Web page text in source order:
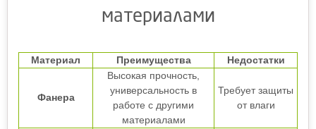
материалами
Материал Преимущества Недостатки
Фанера
Высокая прочность,
универсальность в
работе с другими
материалами
Требует защиты
от влаги